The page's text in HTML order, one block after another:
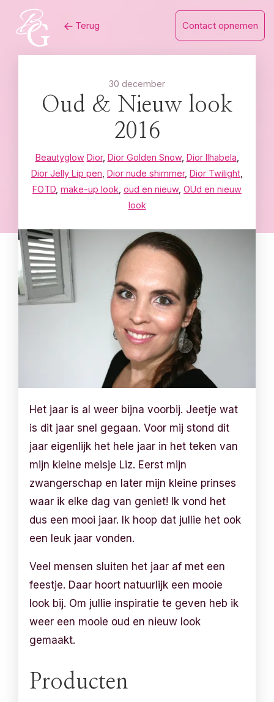
content
Terug Contact opnemen
30 december
Oud & Nieuw look
2016
Beautyglow Dior, Dior Golden Snow, Dior Ilhabela
Dior Jelly Lip pen Dior nude shimmer, Dior Twilight
FOTD make-up look oud en nieuw, OUd en nieuw
look
Het jaar is al weer bijna voorbij. Jeetje wat
is dit jaar snel gegaan. Voor mij stond dit
jaar eigenlijk het hele jaar in het teken van
mijn kleine meisje Liz. Eerst mijn
zwangerschap en later mijn kleine prinses
waar ik elke dag van geniet! Ik vond het
dus een mooi jaar. Ik hoop dat jullie het ook
een leuk jaar vonden.
Veel mensen sluiten het jaar af met een
feestje. Daar hoort natuurlijk een mooie
look bij. Om jullie inspiratie te geven heb ik
weer een mooie oud en nieuw look
gemaakt.
Producten